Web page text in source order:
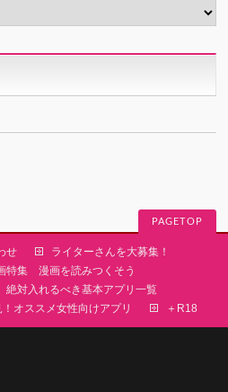
PAGETOP
せ
ライターさんを大募集！
特集 漫画を読みつくそう
絶対入れるべき基本アプリ一覧
オススメ女性向けアプリ ＋R18